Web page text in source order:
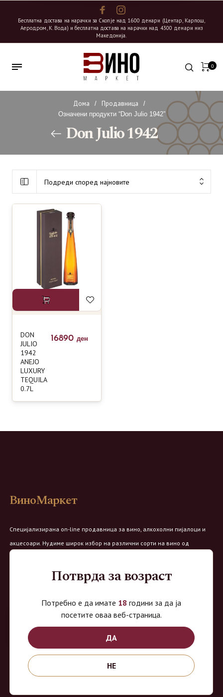
Бесплатна достава на нарачки за Скопје над 1600 денари (Центар, Карпош,
Аеродром, К. Вода) и бесплатна достава на нарачки над 4300 денари низ
Македонија.
0
Дома / Продавница
/
Означени продукти “Don Julio 1942”
Don Julio 1942
Подреди според најновите
DON
JULIO
1942
ANEJO
LUXURY
TEQUILA
0.7L
16890 ден
ВиноМаркет
Специјализирана on-line продавница за вино, алкохолни пијалоци и
акцесоари. Нудиме широк избор на различни сорти на вино од
Продавница на Вино Маркет:
Работно време:
Потврда за возраст
Потребно е да имате 18 години за да ја
посетите оваа веб-страница.
ДА
НЕ